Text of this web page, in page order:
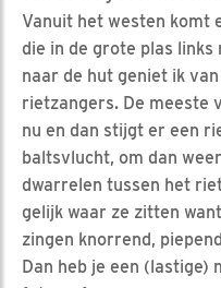
Vanuit het westen komt
die in de grote plas
naar de hut geniet ik
rietzangers. De meeste
nu en dan stijgt er een
baltsvlucht, om dan
dwarrelen tussen het
gelijk waar ze zitten
zingen knorrend,
Dan heb je een (lastige)